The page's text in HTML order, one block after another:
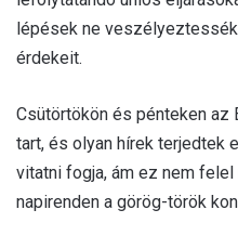
lépések ne
érdekeit.
Csütörtökön és pénteken az
tart, és olyan hírek terjedtek
vitatni fogja, ám ez nem felel
napirenden a görög-török